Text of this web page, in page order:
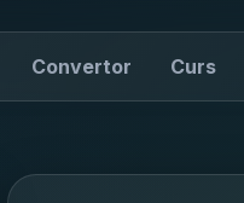
Convertor Curs